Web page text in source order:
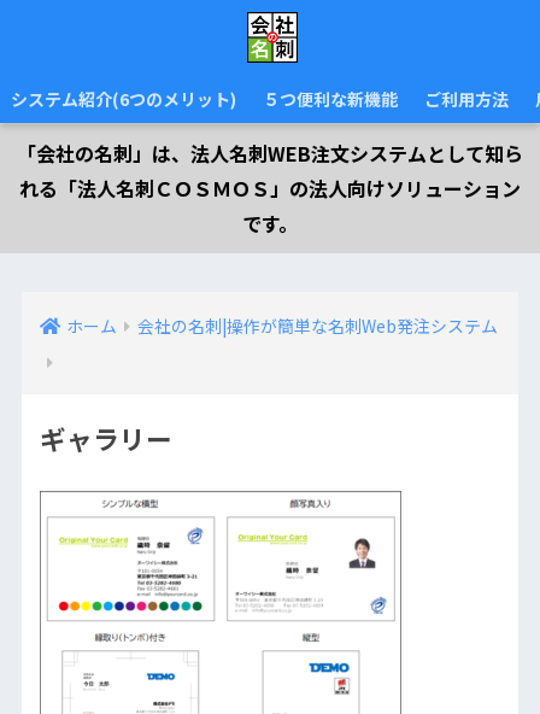
システム紹介(6つのメリット) ５つ便利な新機能 ご利用方法
「会社の名刺」は、法人名刺WEB注文システムとして知ら
れる「法人名刺ＣＯＳＭＯＳ」の法人向けソリューション
です。
ホーム 会社の名刺|操作が簡単な名刺Web発注システム
ギャラリー